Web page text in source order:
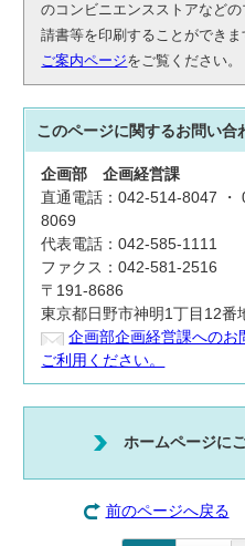
のコンビニエンスストアなど
請書等を印刷することができ
ご案内ページをご覧ください。
このページに関するお問い合
企画部企画経営課
直通電話：042-514-8047
8069
代表電話：042-585-1111
ファクス：042-581-2516
〒191-8686
東京都日野市神明1丁目12
企画部企画経営課へのお
ご利用ください。
ホームページに
前のページへ戻る